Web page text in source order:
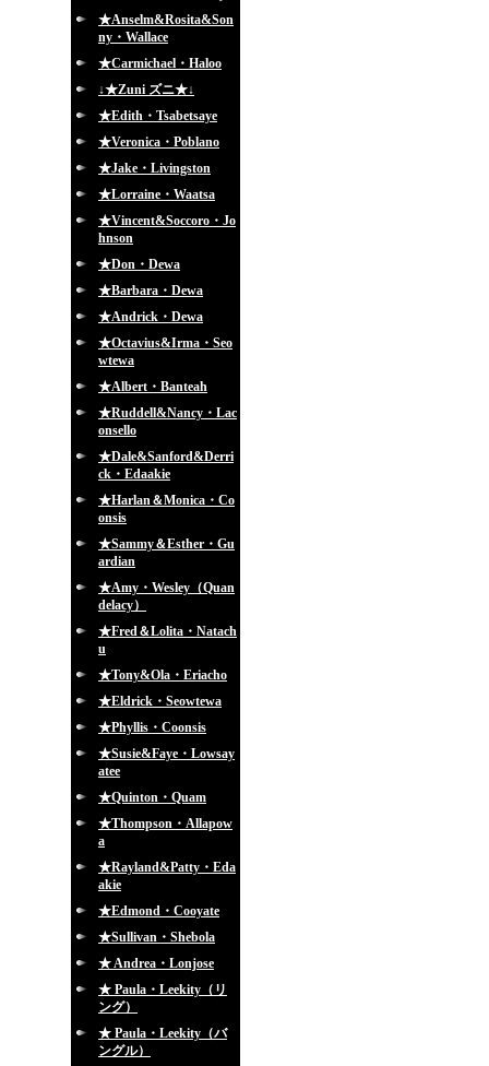
★Anselm&Rosita&Son
ny・Wallace
★Carmichael・Haloo
↓★Zuni ズニ★↓
★Edith・Tsabetsaye
★Veronica・Poblano
★Jake・Livingston
★Lorraine・Waatsa
★Vincent&Soccoro・Jo
hnson
★Don・Dewa
★Barbara・Dewa
★Andrick・Dewa
★Octavius&Irma・Seo
wtewa
★Albert・Banteah
★Ruddell&Nancy・Lac
onsello
★Dale&Sanford&Derri
ck・Edaakie
★Harlan＆Monica・Co
onsis
★Sammy＆Esther・Gu
ardian
★Amy・Wesley（Quan
delacy）
★Fred＆Lolita・Natach
u
★Tony&Ola・Eriacho
★Eldrick・Seowtewa
★Phyllis・Coonsis
★Susie&Faye・Lowsay
atee
★Quinton・Quam
★Thompson・Allapow
a
★Rayland&Patty・Eda
akie
★Edmond・Cooyate
★Sullivan・Shebola
★ Andrea・Lonjose
★ Paula・Leekity（リ
ング）
★ Paula・Leekity（バ
ングル）